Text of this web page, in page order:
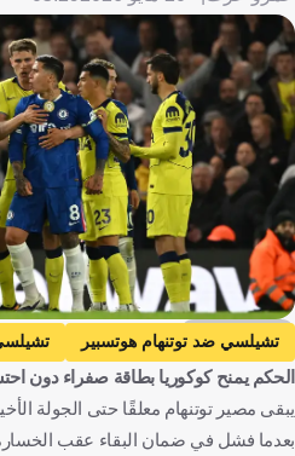
Getty Images
تشيلسي ضد توتنهام هوتسبير
الدوري الإنجليزي الممتاز
مارك
كرة قدم
الحكم يمنح كوكوريا بطاقة صفراء دون
يبقى مصير توتنهام معلقًا حتى الجولة
بعدما فشل في ضمان البقاء عقب